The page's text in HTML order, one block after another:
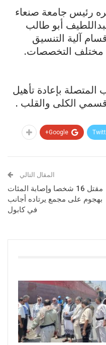
رئيس جامعة صنعاء
أبو طالب
آلية التنسيق
مختلف التخصصات.
المتصلة بإعادة تأهيل
الكلى والقلب .
Google+
المقال التالي
مقتل 16 شخصا وإصابة المئات
بهجوم على مجمع يرتاده أجانب
في كابول